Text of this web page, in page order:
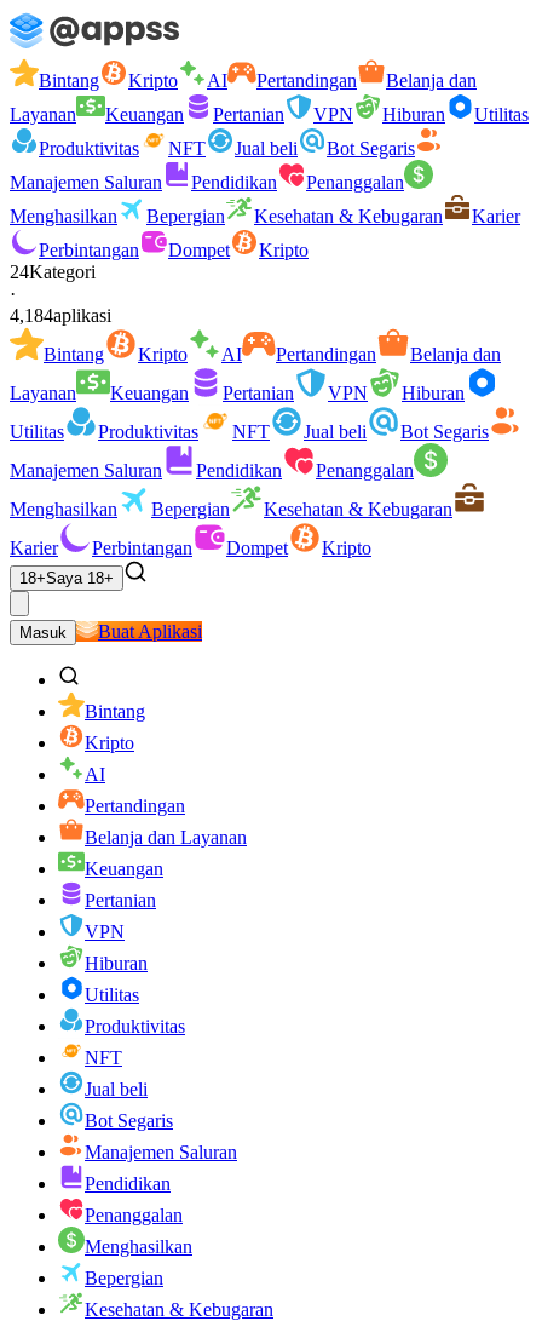
Bintang Kripto AI Pertandingan
Belanja dan
Layanan
Keuangan Pertanian VPN Hiburan
Utilitas
Produktivitas
NFT Jual beli
Bot Segaris
Manajemen Saluran
Pendidikan
Penanggalan
Menghasilkan
Bepergian Kesehatan & Kebugaran
Karier
Perbintangan
Dompet
Kripto
24Kategori
·
4,184aplikasi
Bintang
Kripto AI Pertandingan
Belanja dan
Layanan
Keuangan Pertanian VPN
Hiburan
Utilitas
Produktivitas NFT Jual beli
Bot Segaris
Manajemen Saluran
Pendidikan
Penanggalan
Menghasilkan
Bepergian
Kesehatan & Kebugaran
Karier
Perbintangan Dompet Kripto
18+Saya 18+
Masuk Buat Aplikasi
Bintang
Kripto
AI
Pertandingan
Belanja dan Layanan
Keuangan
Pertanian
VPN
Hiburan
Utilitas
Produktivitas
NFT
Jual beli
Bot Segaris
Manajemen Saluran
Pendidikan
Penanggalan
Menghasilkan
Bepergian
Kesehatan & Kebugaran